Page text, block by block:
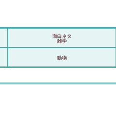
面白ネタ
雑学
動物